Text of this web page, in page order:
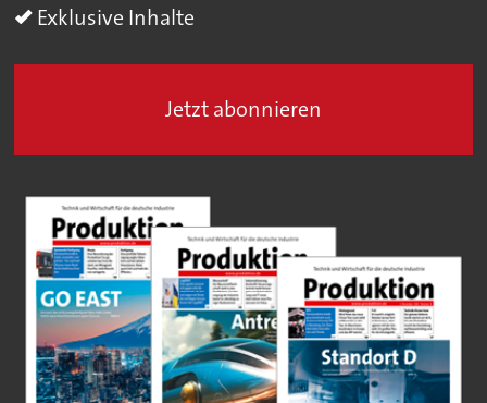
Exklusive Inhalte
Jetzt abonnieren